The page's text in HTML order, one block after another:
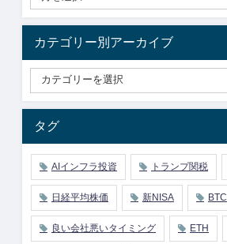
カテゴリー別アーカイブ
タグ
AIインフラ投資 トランプ関税
日経平均株価 新NISA BTC
良い会社悪いタイミング ETH